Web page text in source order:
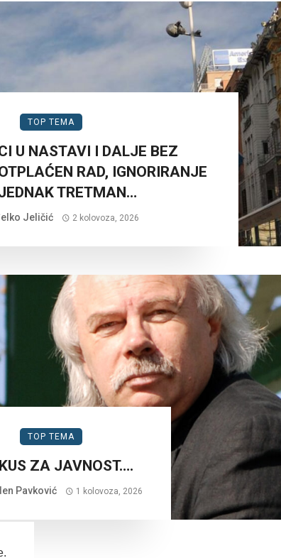
TOP TEMA
U NASTAVI I DALJE BEZ
RAD, IGNORIRANJE
TRETMAN…
Jeličić 2 kolovoza, 2026
TOP TEMA
ZA JAVNOST….
Pavković 1 kolovoza, 2026